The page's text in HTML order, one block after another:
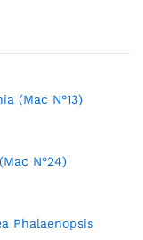
(Mac N°13)
N°24)
Phalaenopsis